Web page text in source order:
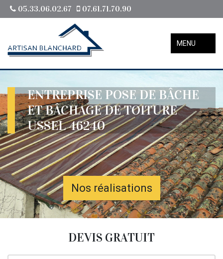
05.33.06.02.67 07.61.71.70.90
MENU
ENTREPRISE POSE DE BÂCHE
ET BÂCHAGE DE TOITURE
USSEL 46240
Nos réalisations
DEVIS GRATUIT